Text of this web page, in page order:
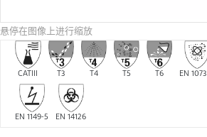
悬停在图像上进行缩放
CATIII T3 T4 T5 T6 EN
EN 1149-5 EN 14126